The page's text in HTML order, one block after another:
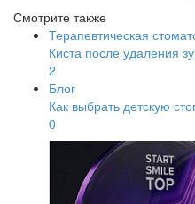
Смотрите также
Терапевтическая
Киста после удаления
2
Блог
Как выбрать детскую
0